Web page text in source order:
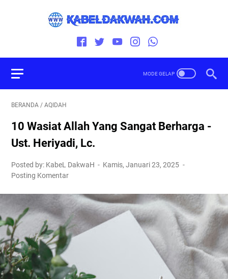
BERANDA / AQIDAH
10 Wasiat Allah Yang Sangat Berharga -
Ust. Heriyadi, Lc.
Posted by: KabeL DakwaH
Kamis, Januari 23, 2025
Posting Komentar